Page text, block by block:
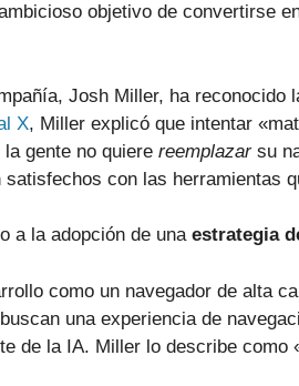
objetivo de convertirse
Josh Miller, ha reconocido
X, Miller explicó que intentar
gente no quiere reemplazarsu
con las herramientas
a la adopción de una estrategia
como un navegador de alta
una experiencia de
de la IA. Miller lo describe como